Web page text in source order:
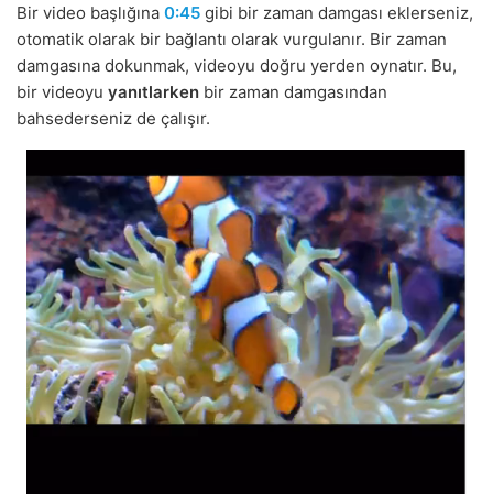
Bir video başlığına 0:45 gibi bir zaman damgası eklerseniz,
otomatik olarak bir bağlantı olarak vurgulanır. Bir zaman
damgasına dokunmak, videoyu doğru yerden oynatır. Bu,
bir videoyu yanıtlarken bir zaman damgasından
bahsederseniz de çalışır.